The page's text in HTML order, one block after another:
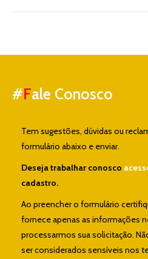
#Fale Conosco
Tem sugestões, dúvidas ou
formulário abaixo e enviar.
Deseja trabalhar conosco
cadastro.
Ao preencher o formulário
fornece apenas as informações
processarmos sua solicitação.
ser considerados sensíveis nos